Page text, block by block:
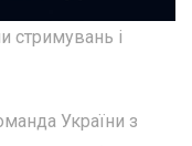
стримувань і
України з